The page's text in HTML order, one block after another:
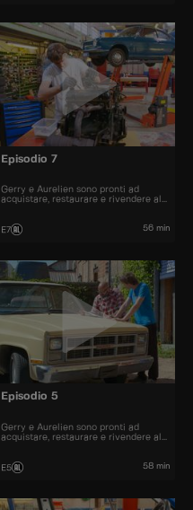
Episodio 7
Gerry e Aurelien sono pronti ad
acquistare, restaurare e rivendere al
E7 56 min
Episodio 5
Gerry e Aurelien sono pronti ad
acquistare, restaurare e rivendere al
E5 58 min